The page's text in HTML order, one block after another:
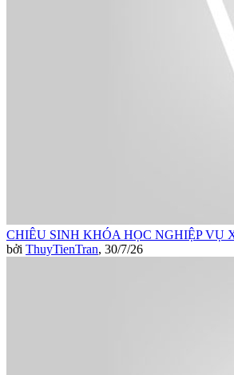
CHIÊU SINH KHÓA HỌC NGHIỆP VỤ
bởi ThuyTienTran, 30/7/26